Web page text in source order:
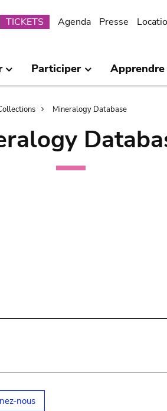
Submenu
TICKETS Agenda Presse
Participer Apprendre
Mineralogy Database
nous